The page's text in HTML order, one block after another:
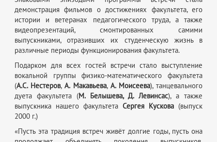
демонстрация фильмов о достижениях факультета, его
истории и ветеранах педагогического труда, а также
видеопрезентаций, смонтированных самими
выпускниками, отразивших их студенческую жизнь в
различные периоды функционирования факультета.
Подарком для всех гостей встречи стало выступление
вокальной группы физико-математического факультета
(А.С. Нестеров,А. Макавьева, А. Моисеева), танцевального
дуета факультета (М. Белышева, Д. Левинсас), а также
выпускника нашего факультета Сергея Кускова (выпуск
2000 г.)
«Пусть эта традиция встреч живёт долгие годы, пусть она